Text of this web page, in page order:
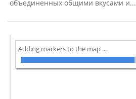
объединенных общими вкусами и...
Adding markers to the map ...